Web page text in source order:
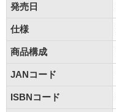
発売日
仕様
商品構成
JANコード
ISBNコード